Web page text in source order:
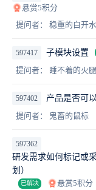
悬赏5积分
提问者： 稳重的白开水
597417 子模块设置
提问者： 睡不着的火
597402 产品是否可
提问者： 鬼畜的鼠标
597362
研发需求如何标记或
划）
已解决 悬赏5积分